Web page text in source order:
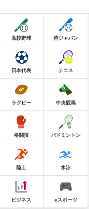
高校野球 侍ジャパン
日本代表 テニス
ラグビー 中央競馬
格闘技 バドミントン
陸上 水泳
ビジネス eスポーツ